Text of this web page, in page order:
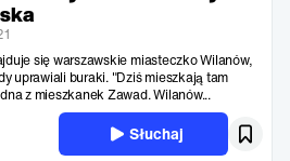
się warszawskie miasteczko Wilanów,
uprawiali buraki. "Dziś mieszkają tam
z mieszkanek Zawad. Wilanów...
Słuchaj